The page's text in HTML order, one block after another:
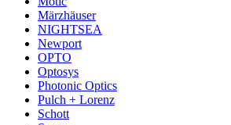
Märzhäuser
NIGHTSEA
Newport
OPTO
Optosys
Photonic Optics
Pulch + Lorenz
Schott